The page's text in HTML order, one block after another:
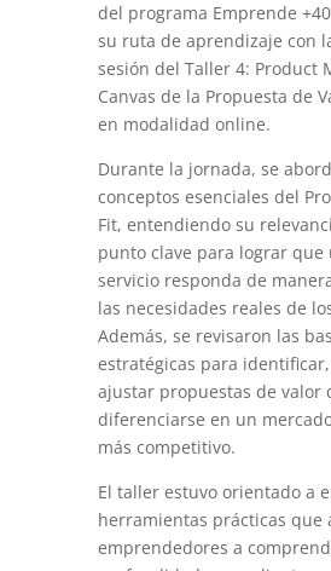
del programa Emprende
su ruta de aprendizaje con
sesión del Taller 4: Product
Canvas de la Propuesta de
en modalidad online.
Durante la jornada, se
conceptos esenciales del
Fit, entendiendo su
punto clave para lograr que
servicio responda de
las necesidades reales de
Además, se revisaron las
estratégicas para
ajustar propuestas de valor
diferenciarse en un
más competitivo.
El taller estuvo orientado a
herramientas prácticas que
emprendedores a